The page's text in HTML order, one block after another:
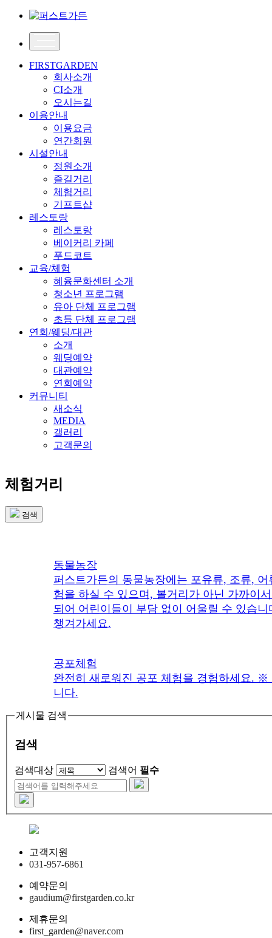
FIRSTGARDEN
회사소개
CI소개
오시는길
이용안내
이용요금
연간회원
시설안내
정원소개
즐길거리
체험거리
기프트샵
레스토랑
레스토랑
베이커리 카페
푸드코트
교육/체험
혜윰문화센터 소개
청소년 프로그램
유아 단체 프로그램
초등 단체 프로그램
연회/웨딩/대관
소개
웨딩예약
대관예약
연회예약
커뮤니티
새소식
MEDIA
갤러리
고객문의
체험거리
검색
동물농장
퍼스트가든의 동물농장에는 포유류, 조류,
험을 하실 수 있으며, 볼거리가 아닌 가까이
되어 어린이들이 부담 없이 어울릴 수 있습
챙겨가세요.
공포체험
완전히 새로워진 공포 체험을 경험하세요.
니다.
검색
게시물 검색
검색대상 검색어 필수
고객지원
031-957-6861
예약문의
gaudium@firstgarden.co.kr
제휴문의
first_garden@naver.com